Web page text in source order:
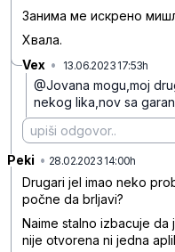
Занима ме искрено
Хвала.
Vex • 13.06.2023 17:53h
@Jovana mogu,moj
nekog lika,nov sa
Peki • 28.02.2023 14:00h
Drugari jel imao neko
počne da brljavi?
Naime stalno izbacuje
nije otvorena ni jedna